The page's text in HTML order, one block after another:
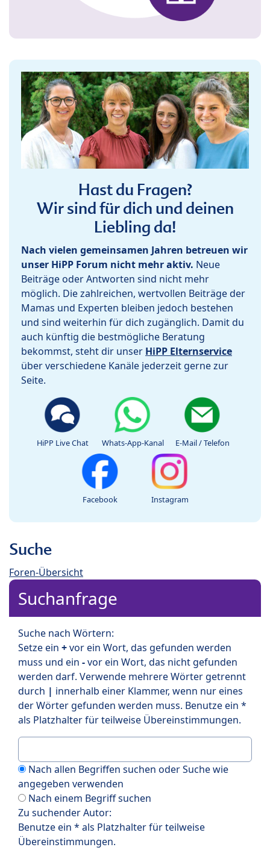
Hast du Fragen?
Wir sind für dich und deinen
Liebling da!
Nach vielen gemeinsamen Jahren betreuen wir
unser HiPP Forum nicht mehr aktiv. Neue
Beiträge oder Antworten sind nicht mehr
möglich. Die zahlreichen, wertvollen Beiträge der
Mamas und Experten bleiben jedoch bestehen
und sind weiterhin für dich zugänglich. Damit du
auch künftig die bestmögliche Beratung
bekommst, steht dir unser HiPP Elternservice
über verschiedene Kanäle jederzeit gerne zur
Seite.
HiPP Live Chat Whats-App-Kanal E-Mail / Telefon
Facebook Instagram
Suche
Foren-Übersicht
Suchanfrage
Suche nach Wörtern:
Setze ein +vor ein Wort, das gefunden werden
muss und ein -vor ein Wort, das nicht gefunden
werden darf. Verwende mehrere Wörter getrennt
durch | innerhalb einer Klammer, wenn nur eines
der Wörter gefunden werden muss. Benutze ein *
als Platzhalter für teilweise Übereinstimmungen.
Nach allen Begriffen suchen oder Suche wie
angegeben verwenden
Nach einem Begriff suchen
Zu suchender Autor:
Benutze ein * als Platzhalter für teilweise
Übereinstimmungen.